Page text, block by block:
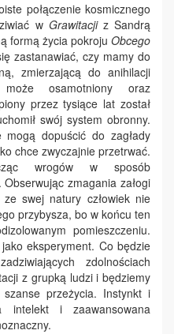
połączenie kosmicznego
w Grawitacjiz Sandrą
formą życia pokroju Obcego
zastanawiać, czy mamy do
zmierzającą do anihilacji
osamotniony oraz
przez tysiące lat został
swój system obronny.
dopuścić do zagłady
chce zwyczajnie przetrwać.
wrogów w sposób
zmagania załogi
swej natury człowiek nie
przybysza, bo w końcu ten
pomieszczeniu.
eksperyment. Co będzie
zdolnościach
z grupką ludzi i będziemy
przeżycia. Instynkt i
intelekt i zaawansowana